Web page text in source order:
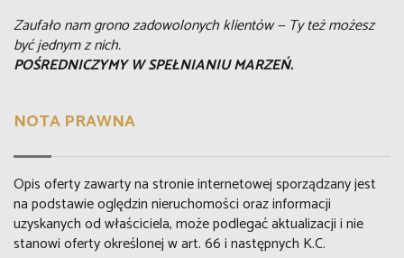
Zaufało nam grono zadowolonych klientów — Ty też możesz
być jednym z nich.
POŚREDNICZYMY W SPEŁNIANIU MARZEŃ.
NOTA PRAWNA
Opis oferty zawarty na stronie internetowej sporządzany jest
na podstawie oględzin nieruchomości oraz informacji
uzyskanych od właściciela, może podlegać aktualizacji i nie
stanowi oferty określonej w art. 66 i następnych K.C.